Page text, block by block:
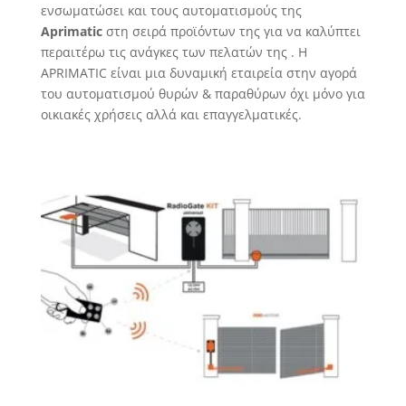
ενσωματώσει και τους αυτοματισμούς της
Aprimaticστη σειρά προϊόντων της για να καλύπτει
περαιτέρω τις ανάγκες των πελατών της . Η
APRIMATIC είναι μια δυναμική εταιρεία στην αγορά
του αυτοματισμού θυρών & παραθύρων όχι μόνο για
οικιακές χρήσεις αλλά και επαγγελματικές.